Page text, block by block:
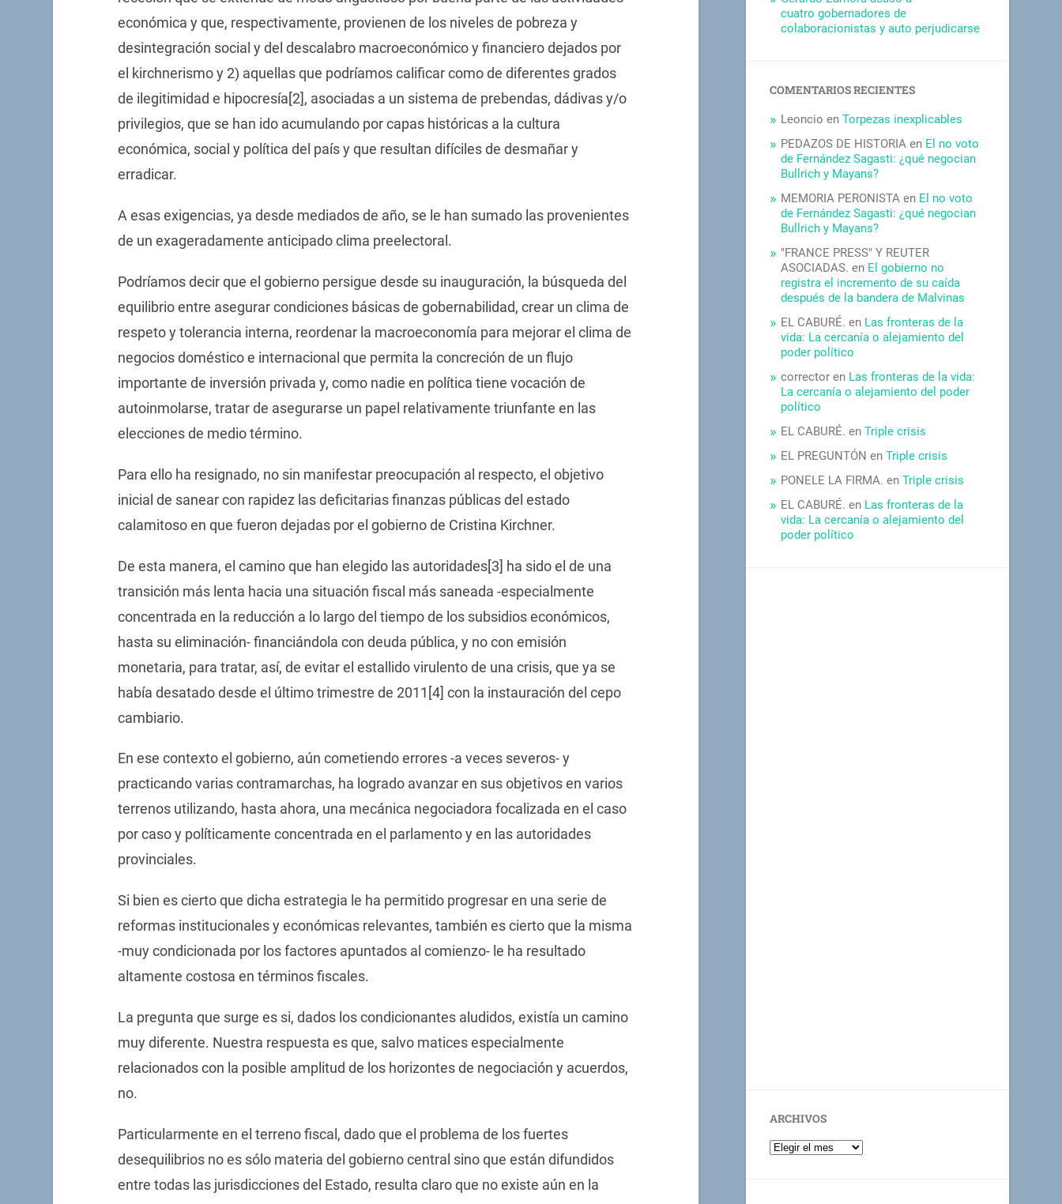
económica y que, respectivamente, provienen de los niveles de pobreza y
desintegración social y del descalabro macroeconómico y financiero dejados por
el kirchnerismo y 2) aquellas que podríamos calificar como de diferentes grados
de ilegitimidad e hipocresía[2], asociadas a un sistema de prebendas, dádivas y/o
privilegios, que se han ido acumulando por capas históricas a la cultura
económica, social y política del país y que resultan difíciles de desmañar y
erradicar.
A esas exigencias, ya desde mediados de año, se le han sumado las provenientes
de un exageradamente anticipado clima preelectoral.
Podríamos decir que el gobierno persigue desde su inauguración, la búsqueda del
equilibrio entre asegurar condiciones básicas de gobernabilidad, crear un clima de
respeto y tolerancia interna, reordenar la macroeconomía para mejorar el clima de
negocios doméstico e internacional que permita la concreción de un flujo
importante de inversión privada y, como nadie en política tiene vocación de
autoinmolarse, tratar de asegurarse un papel relativamente triunfante en las
elecciones de medio término.
Para ello ha resignado, no sin manifestar preocupación al respecto, el objetivo
inicial de sanear con rapidez las deficitarias finanzas públicas del estado
calamitoso en que fueron dejadas por el gobierno de Cristina Kirchner.
De esta manera, el camino que han elegido las autoridades[3] ha sido el de una
transición más lenta hacia una situación fiscal más saneada -especialmente
concentrada en la reducción a lo largo del tiempo de los subsidios económicos,
hasta su eliminación- financiándola con deuda pública, y no con emisión
monetaria, para tratar, así, de evitar el estallido virulento de una crisis, que ya se
había desatado desde el último trimestre de 2011[4] con la instauración del cepo
cambiario.
En ese contexto el gobierno, aún cometiendo errores -a veces severos- y
practicando varias contramarchas, ha logrado avanzar en sus objetivos en varios
terrenos utilizando, hasta ahora, una mecánica negociadora focalizada en el caso
por caso y políticamente concentrada en el parlamento y en las autoridades
provinciales.
Si bien es cierto que dicha estrategia le ha permitido progresar en una serie de
reformas institucionales y económicas relevantes, también es cierto que la misma
-muy condicionada por los factores apuntados al comienzo- le ha resultado
altamente costosa en términos fiscales.
La pregunta que surge es si, dados los condicionantes aludidos, existía un camino
muy diferente. Nuestra respuesta es que, salvo matices especialmente
relacionados con la posible amplitud de los horizontes de negociación y acuerdos,
no.
Particularmente en el terreno fiscal, dado que el problema de los fuertes
desequilibrios no es sólo materia del gobierno central sino que están difundidos
entre todas las jurisdicciones del Estado, resulta claro que no existe aún en la
cuatro gobernadores de
colaboracionistas y auto perjudicarse
COMENTARIOS RECIENTES
Leoncio enTorpezas inexplicables
PEDAZOS DE HISTORIA en El no voto
de Fernández Sagasti: ¿qué negocian
Bullrich y Mayans?
MEMORIA PERONISTA en El no voto
de Fernández Sagasti: ¿qué negocian
Bullrich y Mayans?
"FRANCE PRESS" Y REUTER
ASOCIADAS. en El gobierno no
registra el incremento de su caída
después de la bandera de Malvinas
EL CABURÉ. en Las fronteras de la
vida: La cercanía o alejamiento del
poder político
corrector en Las fronteras de la vida:
La cercanía o alejamiento del poder
político
EL CABURÉ. enTriple crisis
EL PREGUNTÓN enTriple crisis
PONELE LA FIRMA. enTriple crisis
EL CABURÉ. en Las fronteras de la
vida: La cercanía o alejamiento del
poder político
ARCHIVOS